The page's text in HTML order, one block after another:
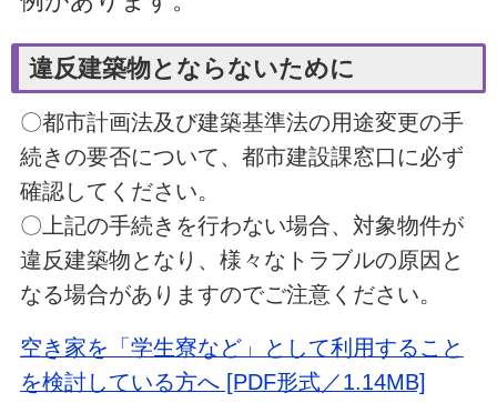
違反建築物とならないために
〇都市計画法及び建築基準法の用途変更の手
続きの要否について、都市建設課窓口に必ず
確認してください。
〇上記の手続きを行わない場合、対象物件が
違反建築物となり、様々なトラブルの原因と
なる場合がありますのでご注意ください。
空き家を「学生寮など」として利用すること
を検討している方へ [PDF形式／1.14MB]